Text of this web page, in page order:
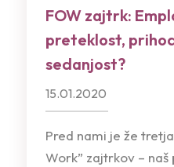
FOW zajtrk:
preteklost,
sedanjost?
15.01.2020
Pred nami je že
Work” zajtrkov –